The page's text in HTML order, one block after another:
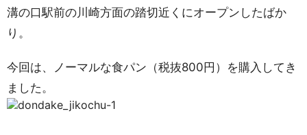
溝の口駅前の川崎方面の踏切近くにオープンしたばか
り。
今回は、ノーマルな食パン（税抜800円）を購入してき
ました。